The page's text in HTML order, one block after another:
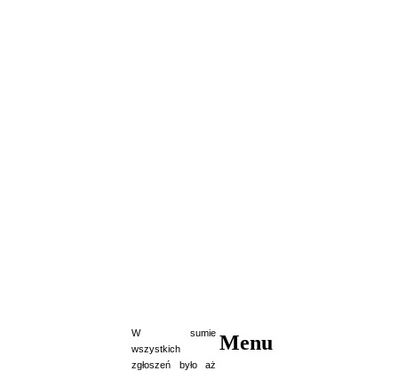
W sumie
wszystkich
zgłoszeń było aż
Menu